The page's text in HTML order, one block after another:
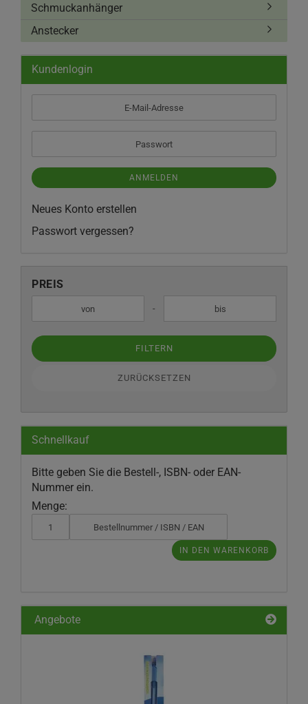
Schmuckanhänger
Anstecker
Kundenlogin
Mail-
Adresse
Passwort
ANMELDEN
Neues Konto erstellen
Passwort vergessen?
PREIS
PREIS
Preis bis
-
FILTERN
ZURÜCKSETZEN
Schnellkauf
BITTE
GEBEN
SIE
DIE
BESTELL-,
EIN.
Bitte geben Sie die Bestell-, ISBN- oder EAN-
Nummer ein.
Menge:
IN DEN WARENKORB
Angebote